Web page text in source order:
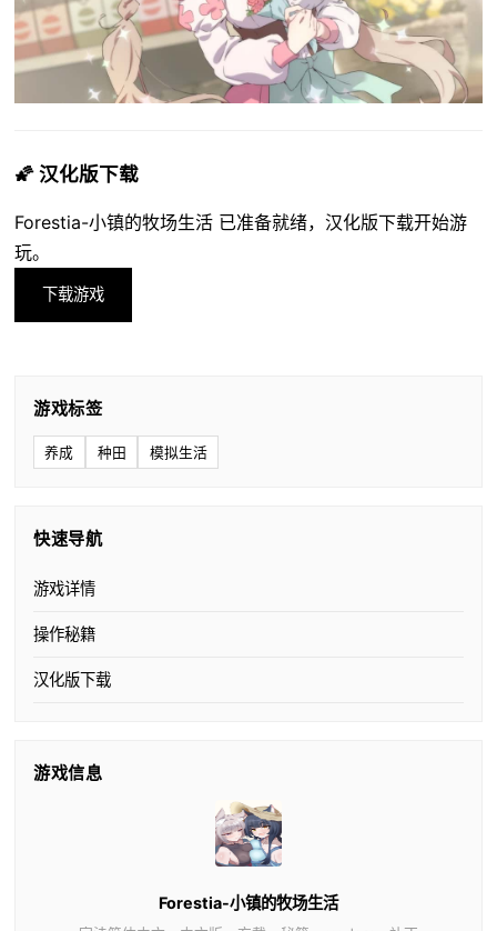
🌠 汉化版下载
Forestia-小镇的牧场生活 已准备就绪，汉化版下载开始游
玩。
下载游戏
游戏标签
养成 种田 模拟生活
快速导航
游戏详情
操作秘籍
汉化版下载
游戏信息
Forestia-小镇的牧场生活